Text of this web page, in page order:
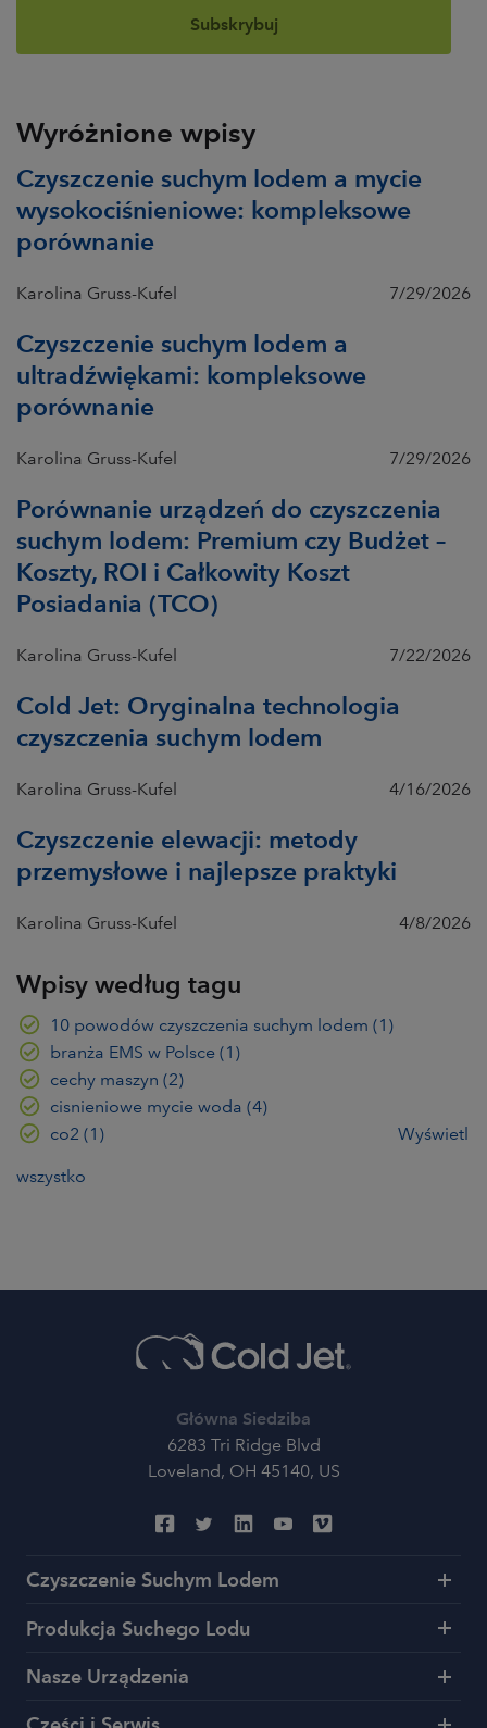
Wyróżnione wpisy
Czyszczenie suchym lodem a mycie
wysokociśnieniowe: kompleksowe
porównanie
Karolina Gruss-Kufel 7/29/2026
Czyszczenie suchym lodem a
ultradźwiękami: kompleksowe
porównanie
Karolina Gruss-Kufel 7/29/2026
Porównanie urządzeń do czyszczenia
suchym lodem: Premium czy Budżet –
Koszty, ROI i Całkowity Koszt
Posiadania (TCO)
Karolina Gruss-Kufel 7/22/2026
Cold Jet: Oryginalna technologia
czyszczenia suchym lodem
Karolina Gruss-Kufel 4/16/2026
Czyszczenie elewacji: metody
przemysłowe i najlepsze praktyki
Karolina Gruss-Kufel 4/8/2026
Wpisy według tagu
10 powodów czyszczenia suchym lodem (1)
branża EMS w Polsce (1)
cechy maszyn (2)
cisnieniowe mycie woda (4)
co2 (1) Wyświetl
wszystko
Główna Siedziba
6283 Tri Ridge Blvd
Loveland, OH 45140, US
Czyszczenie Suchym Lodem
Produkcja Suchego Lodu
Nasze Urządzenia